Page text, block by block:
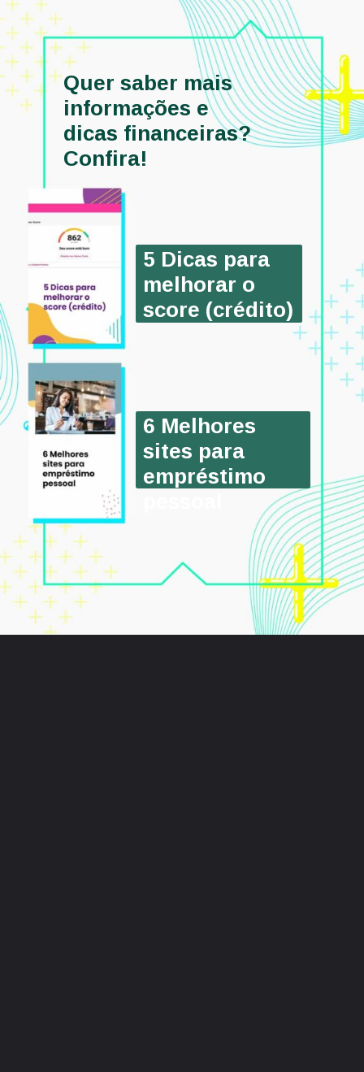
Quer saber mais
informações e
dicas financeiras?
Confira!
5 Dicas para
melhorar o
score (crédito)
6 Melhores
sites para
empréstimo